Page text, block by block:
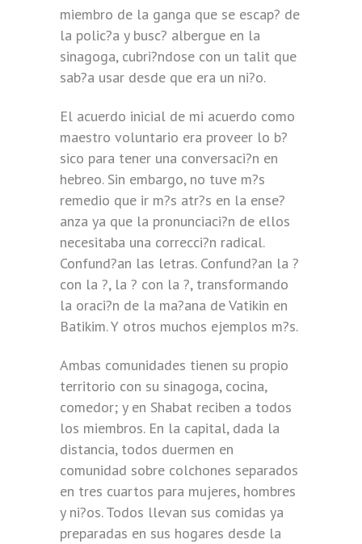
miembro de la ganga que se escap? de
la polic?a y busc? albergue en la
sinagoga, cubri?ndose con un talit que
sab?a usar desde que era un ni?o.
El acuerdo inicial de mi acuerdo como
maestro voluntario era proveer lo b?
sico para tener una conversaci?n en
hebreo. Sin embargo, no tuve m?s
remedio que ir m?s atr?s en la ense?
anza ya que la pronunciaci?n de ellos
necesitaba una correcci?n radical.
Confund?an las letras. Confund?an la ?
con la ?, la ? con la ?, transformando
la oraci?n de la ma?ana de Vatikin en
Batikim. Y otros muchos ejemplos m?s.
Ambas comunidades tienen su propio
territorio con su sinagoga, cocina,
comedor; y en Shabat reciben a todos
los miembros. En la capital, dada la
distancia, todos duermen en
comunidad sobre colchones separados
en tres cuartos para mujeres, hombres
y ni?os. Todos llevan sus comidas ya
preparadas en sus hogares desde la